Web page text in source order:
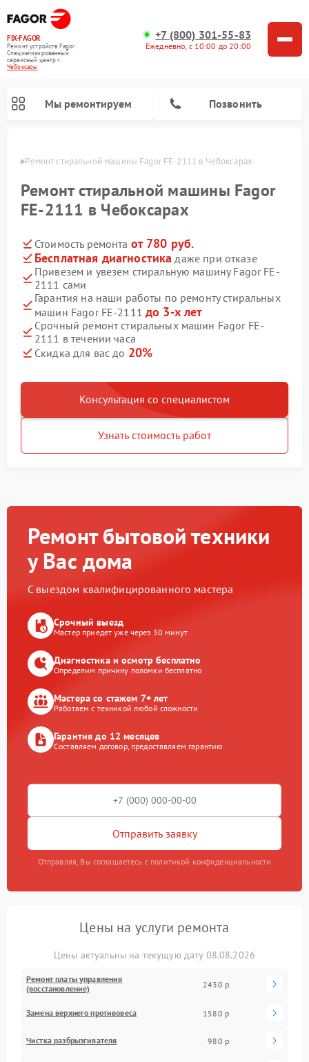
FIX-FAGOR
Ремонт устройств Fagor
Специализированный
cервисный центр г.
Чебоксары
+7 (800) 301-55-83
Ежедневно, с 10:00 до 20:00
Мы ремонтируем Позвонить
Ремонт стиральной машины Fagor FE-2111 в Чебоксарах
Ремонт стиральной машины Fagor
FE-2111 в Чебоксарах
Стоимость ремонта от 780 руб.
Бесплатная диагностика даже при отказе
Привезем и увезем стиральную машину Fagor FE-
2111 сами
Гарантия на наши работы по ремонту стиральных
машин Fagor FE-2111 до 3-х лет
Срочный ремонт стиральных машин Fagor FE-
2111 в течении часа
Скидка для вас до 20%
Консультация со специалистом
Узнать стоимость работ
Ремонт бытовой техники
у Вас дома
С выездом квалифицированного мастера
Срочный выезд
Мастер приедет уже через 30 минут
Диагностика и осмотр бесплатно
Определим причину поломки бесплатно
Мастера со стажем 7+ лет
Работаем с техникой любой сложности
Гарантия до 12 месяцев
Составляем договор, предоставляем гарантию
Отправить заявку
Отправляя, Вы соглашаетесь с политикой конфиденциальности
Цены на услуги ремонта
Цены актуальны на текущую дату 08.08.2026
Ремонт платы управления
(восстановление)
2430 р
Замена верхнего противовеса 1580 р
Чистка разбрызгивателя 980 р